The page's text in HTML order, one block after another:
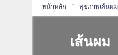
หน้าหลัก สุขภาพเส้นผม
เส้นผม